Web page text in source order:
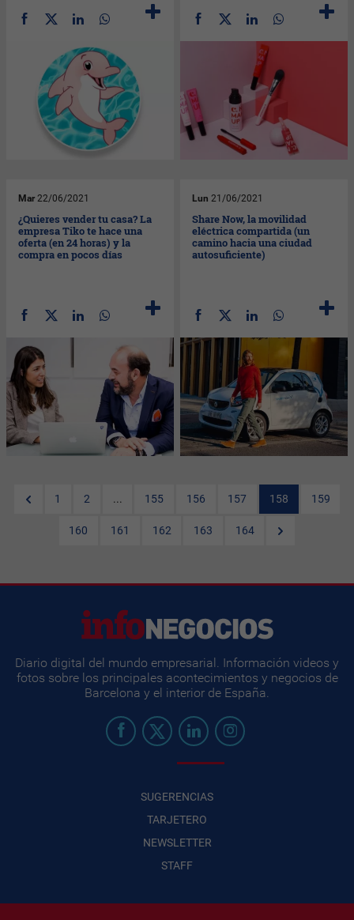
Mar 22/06/2021
¿Quieres vender tu casa? La
empresa Tiko te hace una
oferta (en 24 horas) y la
compra en pocos días
Lun 21/06/2021
Share Now, la movilidad
eléctrica compartida (un
camino hacia una ciudad
autosuficiente)
1 2 ... 155 156 157 158 159
160 161 162 163 164
Diario digital del mundo empresarial. Información videos y
fotos sobre los principales acontecimientos y negocios de
Barcelona y el interior de España.
SUGERENCIAS
TARJETERO
NEWSLETTER
STAFF